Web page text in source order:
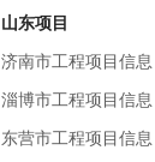
山东项目
济南市工程项目信息
淄博市工程项目信息
东营市工程项目信息